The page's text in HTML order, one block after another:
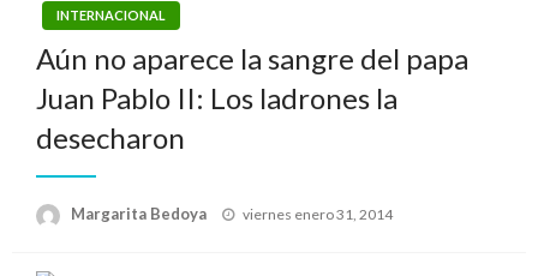
INTERNACIONAL
Aún no aparece la sangre del papa
Juan Pablo II: Los ladrones la
desecharon
Margarita Bedoya
Publicado
viernes enero 31, 2014